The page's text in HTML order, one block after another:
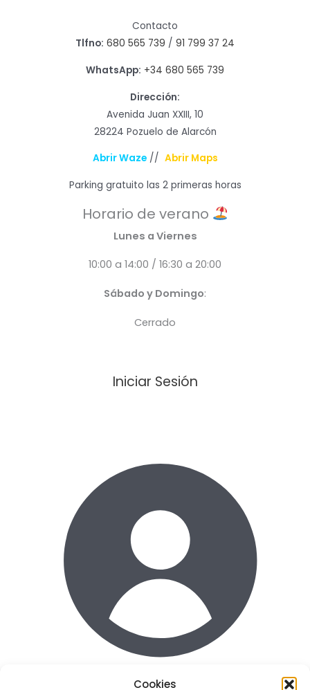
Cookies
Contacto
Tlfno: 680 565 739 / 91 799 37 24
WhatsApp: +34 680 565 739
Dirección:
Avenida Juan XXIII, 10
28224 Pozuelo de Alarcón
Abrir Waze// Abrir Maps
Parking gratuito las 2 primeras horas
Horario de verano
Lunes a Viernes
10:00 a 14:00 / 16:30 a 20:00
Sábado y Domingo:
Cerrado
Iniciar Sesión